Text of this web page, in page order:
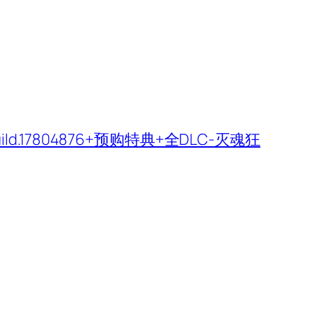
预购特典+全DLC-灭魂狂